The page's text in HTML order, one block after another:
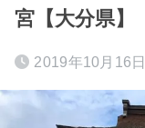
宮【大分県】
2019年10月16日